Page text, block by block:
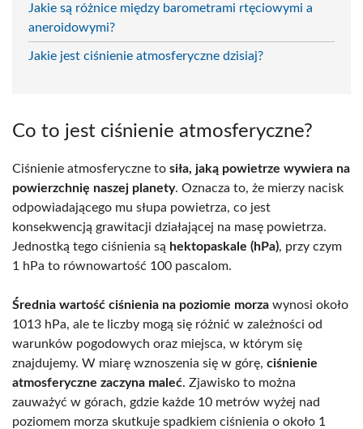
Jakie są różnice między barometrami rtęciowymi a
aneroidowymi?
Jakie jest ciśnienie atmosferyczne dzisiaj?
Co to jest ciśnienie atmosferyczne?
Ciśnienie atmosferyczne to siła, jaką powietrze wywiera na
powierzchnię naszej planety. Oznacza to, że mierzy nacisk
odpowiadającego mu słupa powietrza, co jest
konsekwencją grawitacji działającej na masę powietrza.
Jednostką tego ciśnienia są hektopaskale (hPa), przy czym
1 hPa to równowartość 100 pascalom.
Średnia wartość ciśnienia na poziomie morza wynosi około
1013 hPa, ale te liczby mogą się różnić w zależności od
warunków pogodowych oraz miejsca, w którym się
znajdujemy. W miarę wznoszenia się w górę, ciśnienie
atmosferyczne zaczyna maleć. Zjawisko to można
zauważyć w górach, gdzie każde 10 metrów wyżej nad
poziomem morza skutkuje spadkiem ciśnienia o około 1